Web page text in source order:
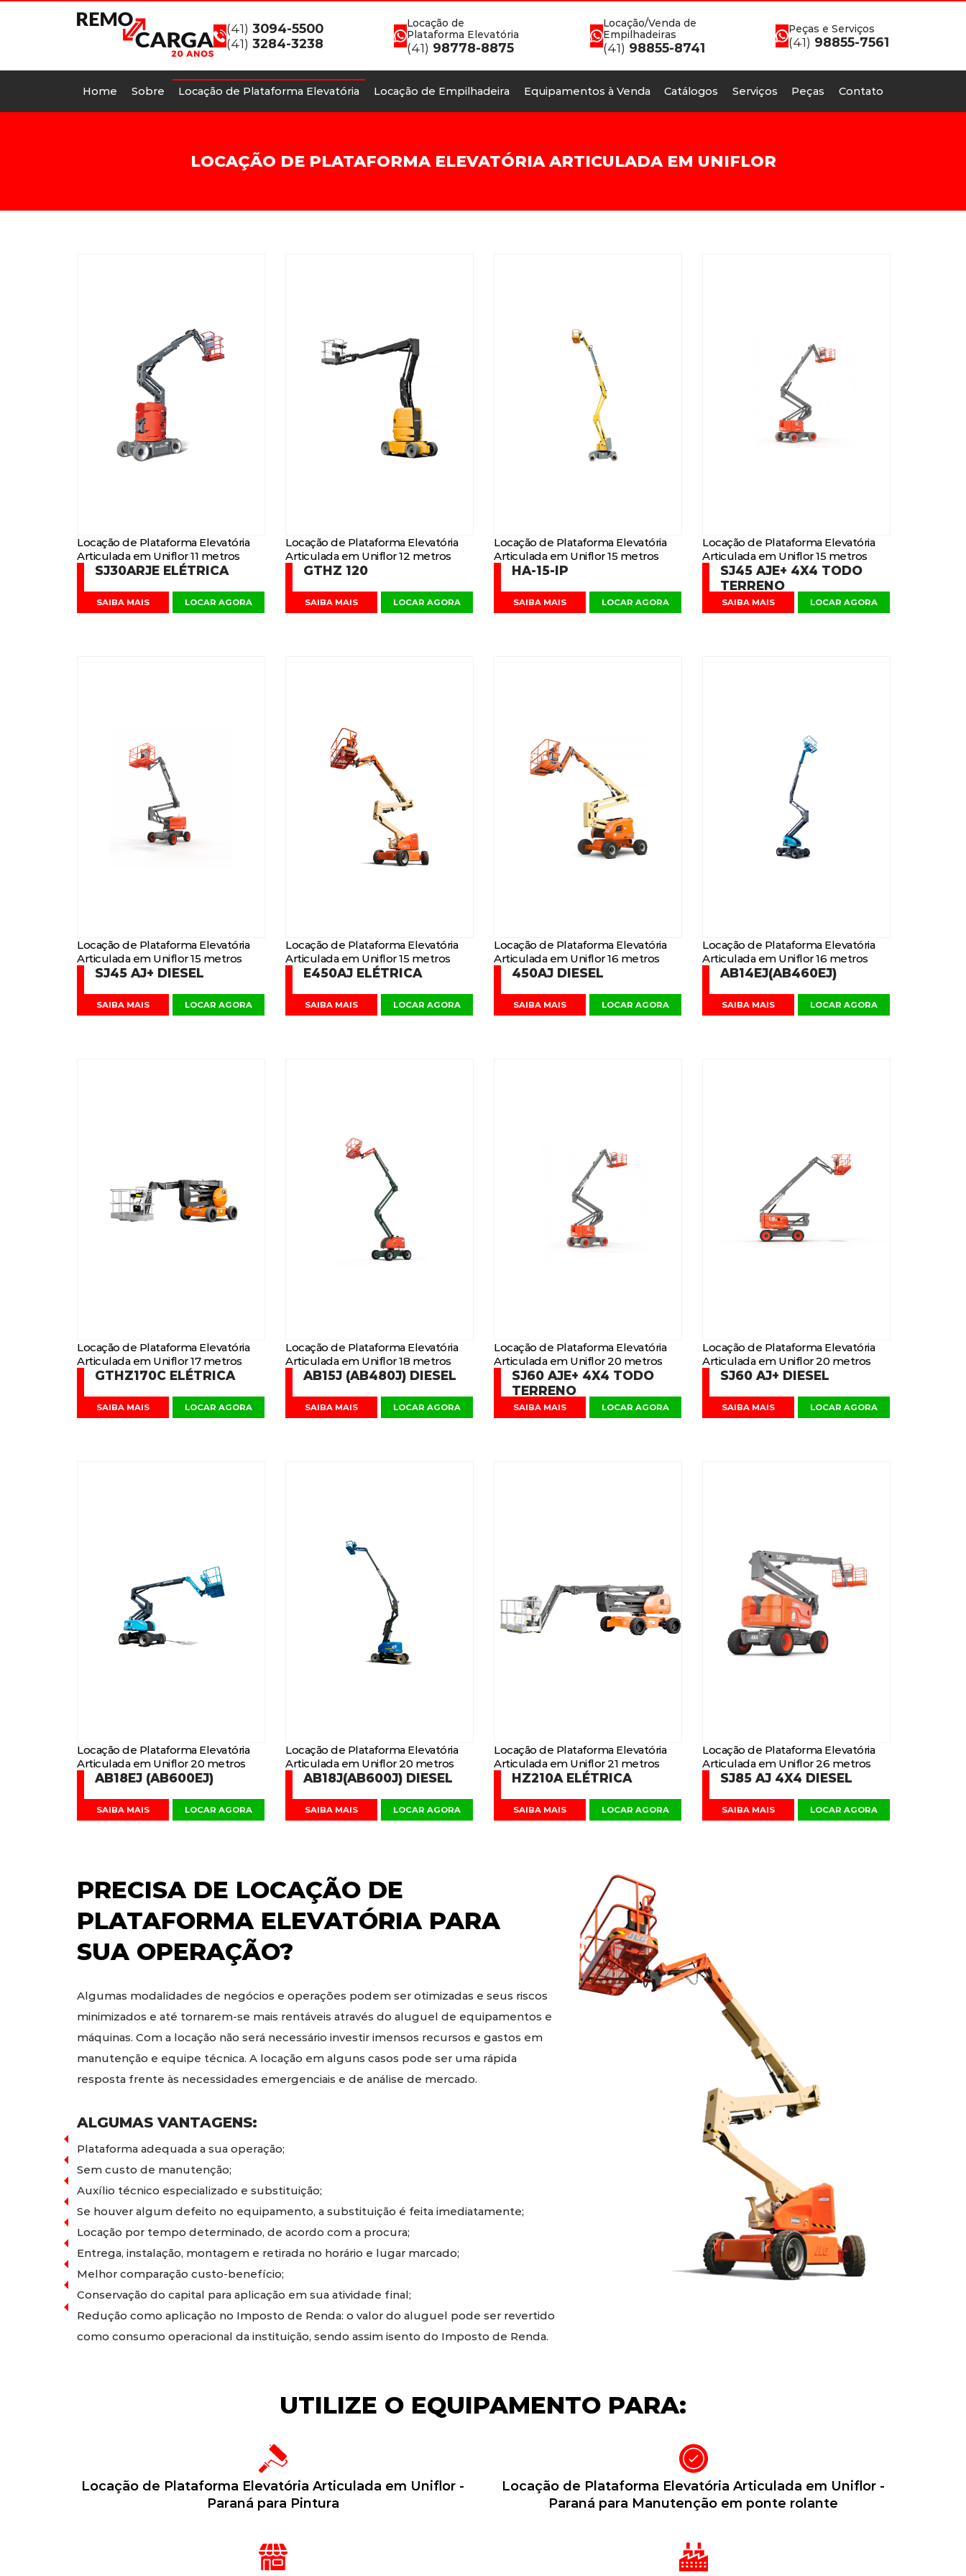
(41) 3094-5500
(41) 3284-3238
Locação de
Plataforma Elevatória
(41) 98778-8875
Locação/Venda de
Empilhadeiras
(41) 98855-8741
Peças e Serviços
(41) 98855-7561
Home Sobre Locação de Plataforma Elevatória Locação de Empilhadeira Equipamentos à Venda Catálogos Serviços Peças Contato
LOCAÇÃO DE PLATAFORMA ELEVATÓRIA ARTICULADA EM UNIFLOR
Locação de Plataforma Elevatória
Articulada em Uniflor 11 metros
SJ30ARJE ELÉTRICA
SAIBA MAIS LOCAR AGORA
Locação de Plataforma Elevatória
Articulada em Uniflor 12 metros
GTHZ 120
SAIBA MAIS LOCAR AGORA
Locação de Plataforma Elevatória
Articulada em Uniflor 15 metros
HA-15-IP
SAIBA MAIS LOCAR AGORA
Locação de Plataforma Elevatória
Articulada em Uniflor 15 metros
SJ45 AJE+ 4X4 TODO
TERRENO
SAIBA MAIS LOCAR AGORA
Locação de Plataforma Elevatória
Articulada em Uniflor 15 metros
SJ45 AJ+ DIESEL
SAIBA MAIS LOCAR AGORA
Locação de Plataforma Elevatória
Articulada em Uniflor 15 metros
E450AJ ELÉTRICA
SAIBA MAIS LOCAR AGORA
Locação de Plataforma Elevatória
Articulada em Uniflor 16 metros
450AJ DIESEL
SAIBA MAIS LOCAR AGORA
Locação de Plataforma Elevatória
Articulada em Uniflor 16 metros
AB14EJ(AB460EJ)
SAIBA MAIS LOCAR AGORA
Locação de Plataforma Elevatória
Articulada em Uniflor 17 metros
GTHZ170C ELÉTRICA
SAIBA MAIS LOCAR AGORA
Locação de Plataforma Elevatória
Articulada em Uniflor 18 metros
AB15J (AB480J) DIESEL
SAIBA MAIS LOCAR AGORA
Locação de Plataforma Elevatória
Articulada em Uniflor 20 metros
SJ60 AJE+ 4X4 TODO
TERRENO
SAIBA MAIS LOCAR AGORA
Locação de Plataforma Elevatória
Articulada em Uniflor 20 metros
SJ60 AJ+ DIESEL
SAIBA MAIS LOCAR AGORA
Locação de Plataforma Elevatória
Articulada em Uniflor 20 metros
AB18EJ (AB600EJ)
SAIBA MAIS LOCAR AGORA
Locação de Plataforma Elevatória
Articulada em Uniflor 20 metros
AB18J(AB600J) DIESEL
SAIBA MAIS LOCAR AGORA
Locação de Plataforma Elevatória
Articulada em Uniflor 21 metros
HZ210A ELÉTRICA
SAIBA MAIS LOCAR AGORA
Locação de Plataforma Elevatória
Articulada em Uniflor 26 metros
SJ85 AJ 4X4 DIESEL
SAIBA MAIS LOCAR AGORA
PRECISA DE LOCAÇÃO DE
PLATAFORMA ELEVATÓRIA PARA
SUA OPERAÇÃO?
Algumas modalidades de negócios e operações podem ser otimizadas e seus riscos
minimizados e até tornarem-se mais rentáveis através do aluguel de equipamentos e
máquinas. Com a locação não será necessário investir imensos recursos e gastos em
manutenção e equipe técnica. A locação em alguns casos pode ser uma rápida
resposta frente às necessidades emergenciais e de análise de mercado.
ALGUMAS VANTAGENS:
Plataforma adequada a sua operação;
Sem custo de manutenção;
Auxílio técnico especializado e substituição;
Se houver algum defeito no equipamento, a substituição é feita imediatamente;
Locação por tempo determinado, de acordo com a procura;
Entrega, instalação, montagem e retirada no horário e lugar marcado;
Melhor comparação custo-benefício;
Conservação do capital para aplicação em sua atividade final;
Redução como aplicação no Imposto de Renda: o valor do aluguel pode ser revertido
como consumo operacional da instituição, sendo assim isento do Imposto de Renda.
UTILIZE O EQUIPAMENTO PARA:
Locação de Plataforma Elevatória Articulada em Uniflor -
Paraná para Pintura
Locação de Plataforma Elevatória Articulada em Uniflor -
Paraná para Manutenção em ponte rolante